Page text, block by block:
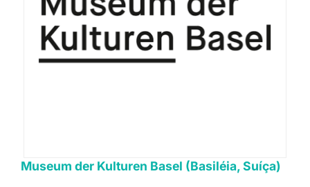
Museum der Kulturen Basel (Basiléia, Suíça)